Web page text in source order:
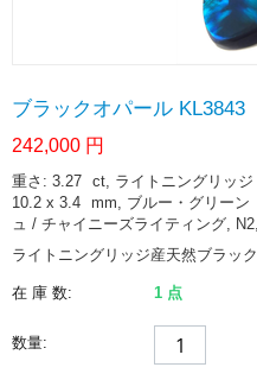
ブラックオパール KL3843
242,000 円
重さ: 3.27 ct, ライトニングリッ
10.2 x 3.4 mm, ブルー・グリーン
ュ / チャイニーズライティング,
ライトニングリッジ産天然ブラッ
在 庫 数: 1 点
数量: